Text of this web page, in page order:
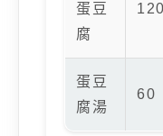
蛋豆
腐
120
蛋豆
腐湯
60